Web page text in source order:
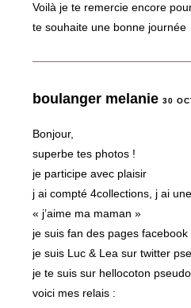
Voilà je te remercie encore
te souhaite une bonne journée
boulanger melanie30
Bonjour,
superbe tes photos !
je participe avec plaisir
j ai compté 4collections, j ai
« j’aime ma maman »
je suis fan des pages
je suis Luc & Lea sur twitter
je te suis sur hellocoton
voici mes relais :